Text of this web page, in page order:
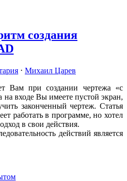
создания
⋅ Михаил Царев
Вам при создании чертежа «с
на входе Вы имеете пустой экран,
законченный чертеж. Статья
работать в программе, но хотел
в свои действия.
действий является